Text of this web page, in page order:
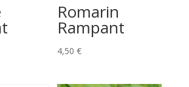
Romarin
Rampant
4,50€